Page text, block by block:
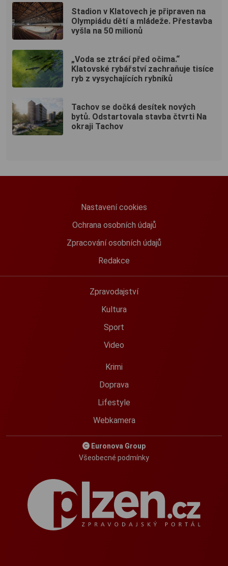
Stadion v Klatovech je připraven na
Olympiádu dětí a mládeže. Přestavba
vyšla na 50 milionů
„Voda se ztrácí před očima.“
Klatovské rybářství zachraňuje tisíce
ryb z vysychajících rybníků
Tachov se dočká desítek nových
bytů. Odstartovala stavba čtvrti Na
okraji Tachov
Nastavení cookies
Ochrana osobních údajů
Zpracování osobních údajů
Redakce
Zpravodajství
Kultura
Sport
Video
Krimi
Doprava
Lifestyle
Webkamera
Euronova Group
Všeobecné podmínky